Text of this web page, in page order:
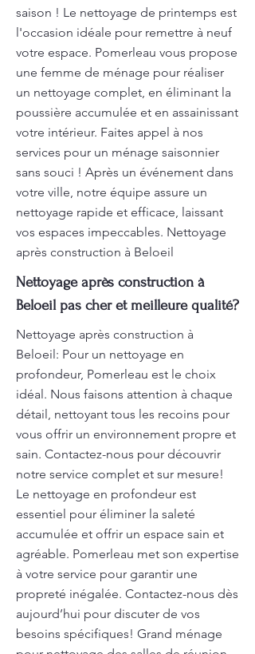
saison ! Le nettoyage de printemps est
l'occasion idéale pour remettre à neuf
votre espace. Pomerleau vous propose
une femme de ménage pour réaliser
un nettoyage complet, en éliminant la
poussière accumulée et en assainissant
votre intérieur. Faites appel à nos
services pour un ménage saisonnier
sans souci ! Après un événement dans
votre ville, notre équipe assure un
nettoyage rapide et efficace, laissant
vos espaces impeccables. Nettoyage
après construction à Beloeil
Nettoyage après construction à
Beloeil pas cher et meilleure qualité?
Nettoyage après construction à
Beloeil: Pour un nettoyage en
profondeur, Pomerleau est le choix
idéal. Nous faisons attention à chaque
détail, nettoyant tous les recoins pour
vous offrir un environnement propre et
sain. Contactez-nous pour découvrir
notre service complet et sur mesure!
Le nettoyage en profondeur est
essentiel pour éliminer la saleté
accumulée et offrir un espace sain et
agréable. Pomerleau met son expertise
à votre service pour garantir une
propreté inégalée. Contactez-nous dès
aujourd’hui pour discuter de vos
besoins spécifiques! Grand ménage